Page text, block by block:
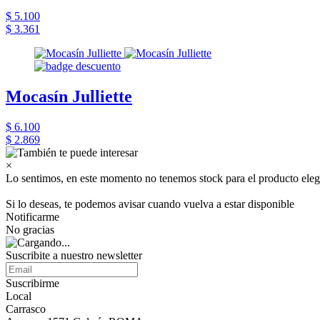
$ 5.100
$ 3.361
Mocasín Julliette
$ 6.100
$ 2.869
×
Lo sentimos, en este momento no tenemos stock para el producto
Si lo deseas, te podemos avisar cuando vuelva a estar disponible
Notificarme
No gracias
Suscribite a nuestro newsletter
Suscribirme
Local
Carrasco